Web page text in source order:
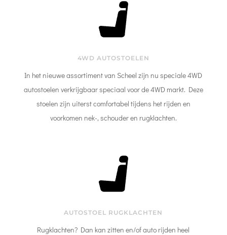
4WD AUTOSTOELEN
In het nieuwe assortiment van Scheel zijn nu speciale 4WD
autostoelen verkrijgbaar speciaal voor de 4WD markt. Deze
stoelen zijn uiterst comfortabel tijdens het rijden en
voorkomen nek-, schouder en rugklachten.
AUTOSTOEL RUGKLACHTEN
Rugklachten? Dan kan zitten en/of auto rijden heel